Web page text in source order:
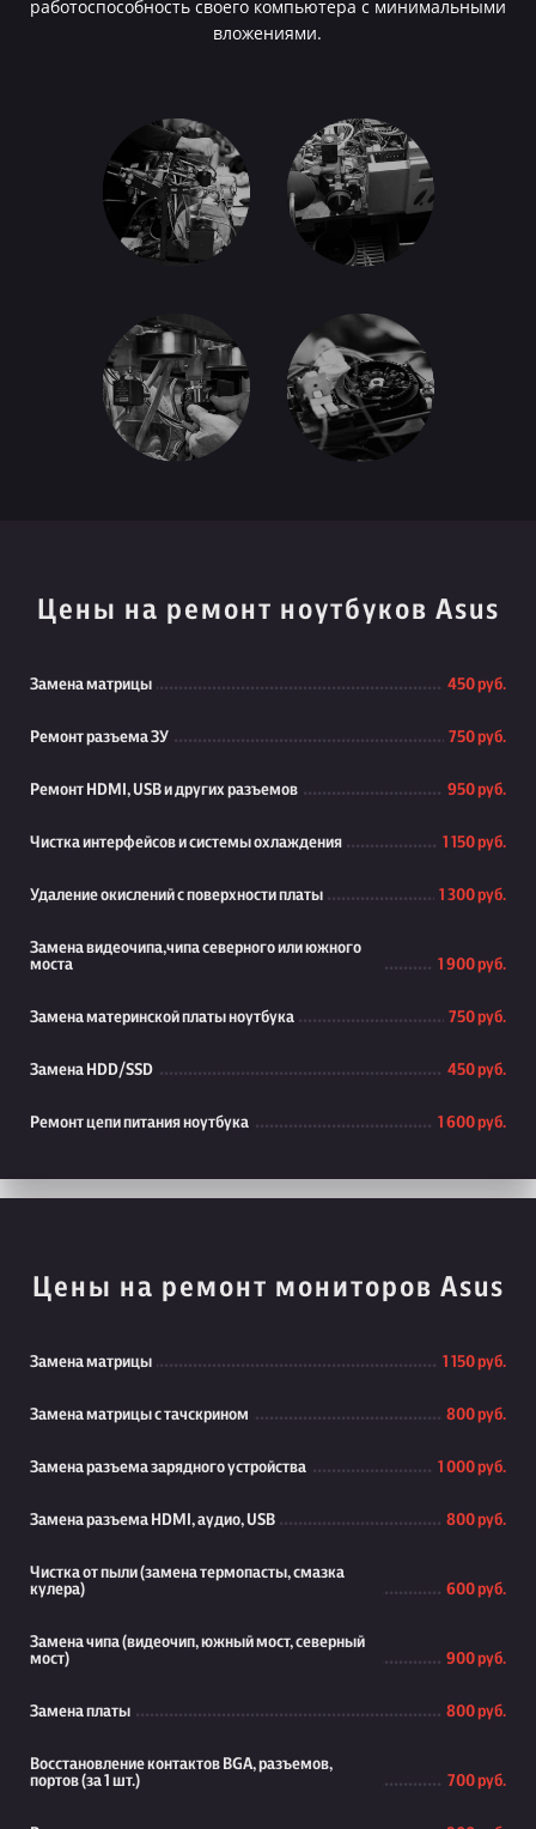
работоспособность своего компьютера с минимальными
вложениями.
Цены на ремонт ноутбуков Asus
Замена матрицы 450 руб.
Ремонт разъема ЗУ 750 руб.
Ремонт HDMI, USB и других разъемов 950 руб.
Чистка интерфейсов и системы охлаждения 1 150 руб.
Удаление окислений с поверхности платы 1 300 руб.
Замена видеочипа,чипа северного или южного
моста
1 900 руб.
Замена материнской платы ноутбука 750 руб.
Замена HDD/SSD 450 руб.
Ремонт цепи питания ноутбука 1 600 руб.
Цены на ремонт мониторов Asus
Замена матрицы 1 150 руб.
Замена матрицы с тачскрином 800 руб.
Замена разъема зарядного устройства 1 000 руб.
Замена разъема HDMI, аудио, USB 800 руб.
Чистка от пыли (замена термопасты, смазка
кулера)
600 руб.
Замена чипа (видеочип, южный мост, северный
мост)
900 руб.
Замена платы 800 руб.
Восстановление контактов BGA, разъемов,
портов (за 1 шт.)
700 руб.